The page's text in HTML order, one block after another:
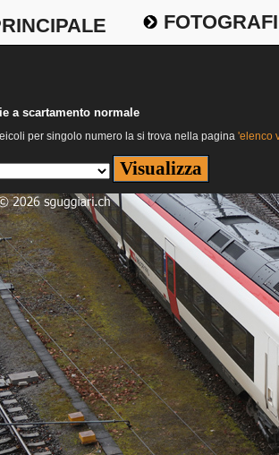
a scartamento normale
per singolo numero la si trova nella pagina 'elenco